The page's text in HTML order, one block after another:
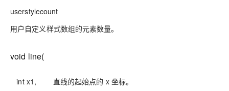
userstylecount
用户自定义样式数组的元素数量。
void line(
int x1, 直线的起始点的 x 坐标。